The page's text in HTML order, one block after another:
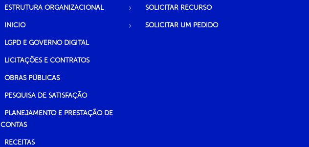
ESTRUTURA ORGANIZACIONAL
INICIO
LGPD E GOVERNO DIGITAL
LICITAÇÕES E CONTRATOS
OBRAS PÚBLICAS
PESQUISA DE SATISFAÇÃO
PLANEJAMENTO E PRESTAÇÃO DE
CONTAS
RECEITAS
SOLICITAR RECURSO
SOLICITAR UM PEDIDO